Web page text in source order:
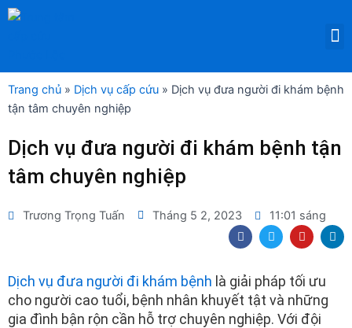
Nhảy
Trang chủ » Dịch vụ cấp cứu » Dịch vụ đưa người đi khám bệnh
tận tâm chuyên nghiệp
Dịch vụ đưa người đi khám bệnh tận
tâm chuyên nghiệp
Trương Trọng Tuấn Tháng 5 2, 2023 11:01 sáng
F
a
c
b
o
o
k
T
w
i
t
e
r
Y
o
u
u
b
e
L
i
n
Dịch vụ đưa người đi khám bệnh là giải pháp tối ưu
cho người cao tuổi, bệnh nhân khuyết tật và những
gia đình bận rộn cần hỗ trợ chuyên nghiệp. Với đội